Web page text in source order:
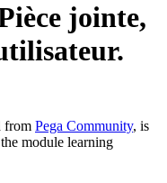
jointe,
from Pega Community, is
module learning